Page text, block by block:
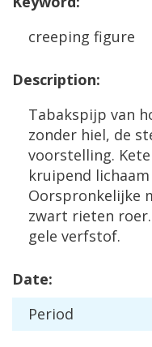
creeping figure
Description:
Tabakspijp van
zonder hiel, de
voorstelling.
kruipend lichaam
Oorspronkelijke
zwart rieten roer.
gele verfstof.
Date:
Period